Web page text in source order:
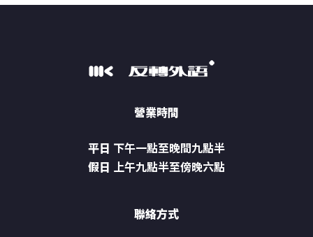
營業時間
平日 下午一點至晚間九點半
假日 上午九點半至傍晚六點
聯絡方式